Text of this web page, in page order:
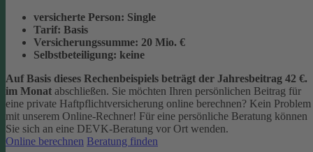
versicherte Person: Single
Tarif: Basis
Versicherungssumme: 20 Mio. €
Selbstbeteiligung: keine
Auf Basis dieses Rechenbeispiels beträgt der Jahresbeitrag 42 €.
im Monat abschließen. Sie möchten Ihren persönlichen Beitrag für
eine private Haftpflichtversicherung online berechnen? Kein Problem
mit unserem Online-Rechner! Für eine persönliche Beratung können
Sie sich an eine DEVK-Beratung vor Ort wenden.
Online berechnen Beratung finden